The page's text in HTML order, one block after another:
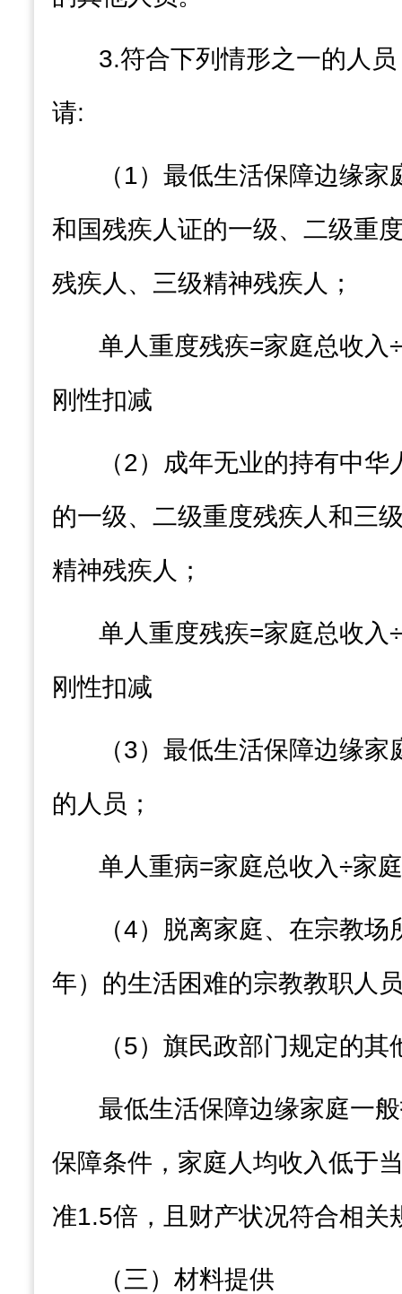
3.符合下列情形之一的人员
请:
（1）最低生活保障边缘家
和国残疾人证的一级、二级重
残疾人、三级精神残疾人 ；
单人重度残疾=家庭总收入÷
刚性扣减
（2） 成年无业的持有中华
的一级、二级重度残疾人和三
精神残疾人 ；
单人重度残疾=家庭总收入÷
刚性扣减
（3） 最低生活保障边缘家
的人员 ；
单人重病=家庭总收入÷家
（4）脱离家庭、在宗教场
年） 的生活困难的宗教教职人
（5） 旗民政部门规定的其
最低生活保障边缘家庭一
保障条件 ， 家庭人均收入低于
准1.5倍 ， 且财产状况符合相关
（三）材料提供